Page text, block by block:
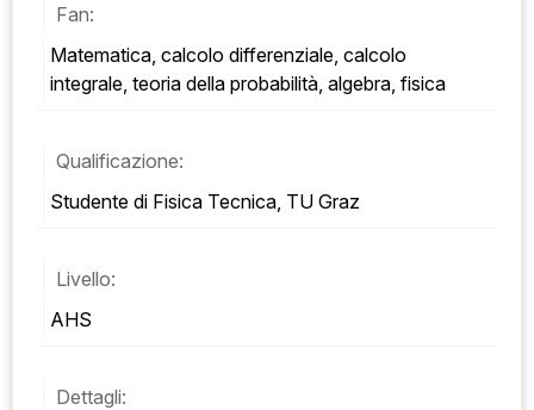
Fan:
Matematica, calcolo differenziale, calcolo
integrale, teoria della probabilità, algebra, fisica
Qualificazione:
Studente di Fisica Tecnica, TU Graz
Livello:
AHS
Dettagli: